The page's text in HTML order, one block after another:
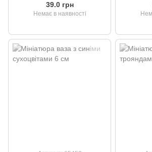
39.0 грн
Немає в наявності